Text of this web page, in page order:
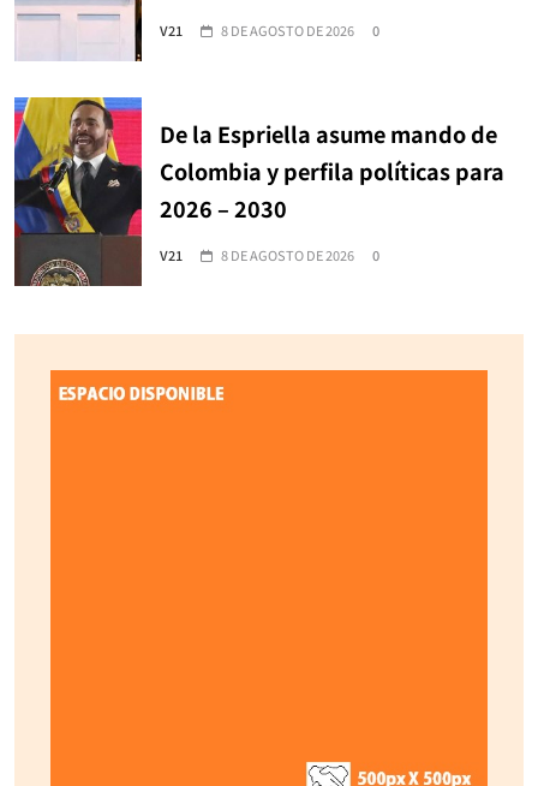
V21 8 DE AGOSTO DE 2026 0
De la Espriella asume mando de
Colombia y perfila políticas para
2026 – 2030
V21 8 DE AGOSTO DE 2026 0